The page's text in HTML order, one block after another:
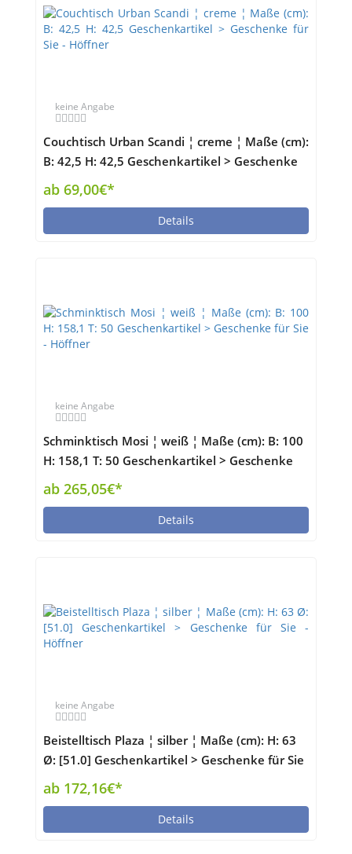
keine Angabe
Couchtisch Urban Scandi ¦ creme ¦ Maße (cm):
B: 42,5 H: 42,5 Geschenkartikel > Geschenke
für Sie - Höffner
ab 69,00€*
Details
keine Angabe
Schminktisch Mosi ¦ weiß ¦ Maße (cm): B: 100
H: 158,1 T: 50 Geschenkartikel > Geschenke
für Sie - Höffner
ab 265,05€*
Details
keine Angabe
Beistelltisch Plaza ¦ silber ¦ Maße (cm): H: 63
Ø: [51.0] Geschenkartikel > Geschenke für Sie
- Höffner
ab 172,16€*
Details